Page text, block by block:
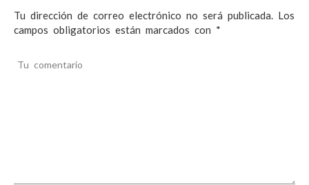
Tu dirección de correo electrónico no será publicada. Los
campos obligatorios están marcados con *
Tu comentario